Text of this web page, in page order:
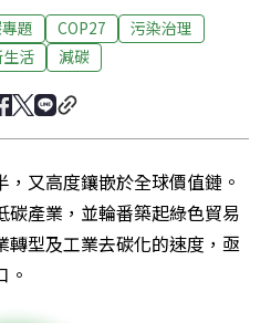
題 COP27
污染治理
活
減碳
又高度鑲嵌於全球價值鏈。
產業，並輪番築起綠色貿易
轉型及工業去碳化的速度，亟
。